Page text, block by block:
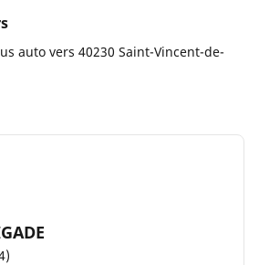
auto vers 40230 Saint-Vincent-de-